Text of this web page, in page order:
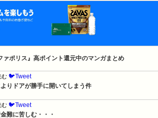
ァポリス』高ポイント還元中のマンガまとめ
む 🐦Tweet
りドアが勝手に開いてしまう件
む 🐦Tweet
難に苦しむ・・・